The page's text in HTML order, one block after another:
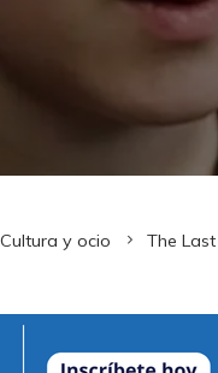
Cultura y ocio The